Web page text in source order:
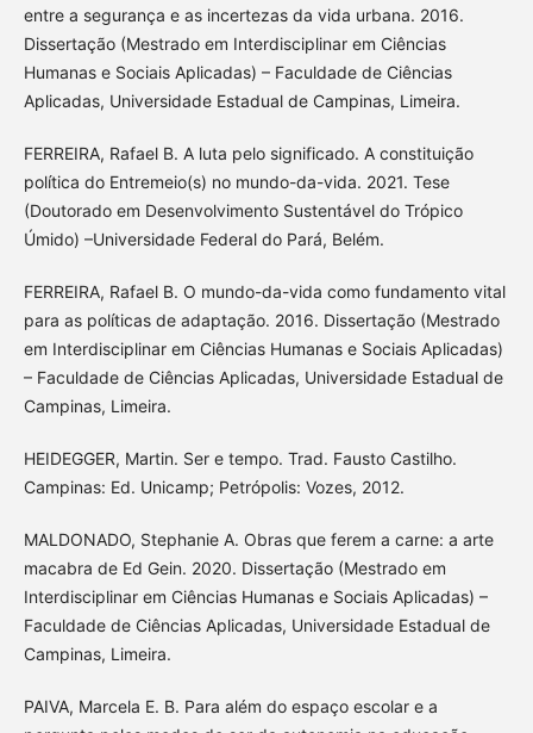
entre a segurança e as incertezas da vida urbana. 2016.
Dissertação (Mestrado em Interdisciplinar em Ciências
Humanas e Sociais Aplicadas) – Faculdade de Ciências
Aplicadas, Universidade Estadual de Campinas, Limeira.
FERREIRA, Rafael B. A luta pelo significado. A constituição
política do Entremeio(s) no mundo-da-vida. 2021. Tese
(Doutorado em Desenvolvimento Sustentável do Trópico
Úmido) –Universidade Federal do Pará, Belém.
FERREIRA, Rafael B. O mundo-da-vida como fundamento vital
para as políticas de adaptação. 2016. Dissertação (Mestrado
em Interdisciplinar em Ciências Humanas e Sociais Aplicadas)
– Faculdade de Ciências Aplicadas, Universidade Estadual de
Campinas, Limeira.
HEIDEGGER, Martin. Ser e tempo. Trad. Fausto Castilho.
Campinas: Ed. Unicamp; Petrópolis: Vozes, 2012.
MALDONADO, Stephanie A. Obras que ferem a carne: a arte
macabra de Ed Gein. 2020. Dissertação (Mestrado em
Interdisciplinar em Ciências Humanas e Sociais Aplicadas) –
Faculdade de Ciências Aplicadas, Universidade Estadual de
Campinas, Limeira.
PAIVA, Marcela E. B. Para além do espaço escolar e a